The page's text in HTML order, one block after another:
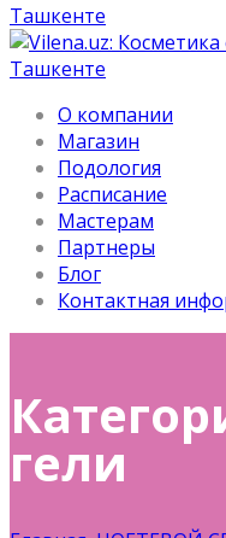
О компании
Магазин
Подология
Расписание
Мастерам
Партнеры
Блог
Контактная
гели